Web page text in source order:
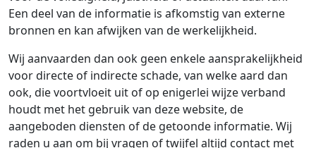
Een deel van de informatie is afkomstig van externe
bronnen en kan afwijken van de werkelijkheid.
Wij aanvaarden dan ook geen enkele aansprakelijkheid
voor directe of indirecte schade, van welke aard dan
ook, die voortvloeit uit of op enigerlei wijze verband
houdt met het gebruik van deze website, de
aangeboden diensten of de getoonde informatie. Wij
raden u aan om bij vragen of twijfel altijd contact met